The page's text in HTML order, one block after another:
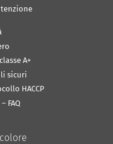
A+
sicuri
HACCP
FAQ